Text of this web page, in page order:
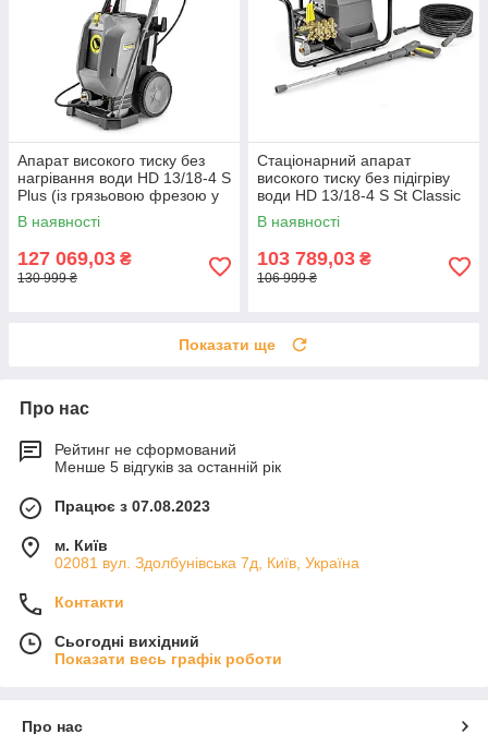
Апарат високого тиску без
нагрівання води HD 13/18-4 S
Plus (із грязьовою фрезою у
комплекті)
В наявності
127 069,03 ₴
130 999 ₴
Стаціонарний апарат
високого тиску без підігріву
води HD 13/18-4 S St Classic
В наявності
103 789,03 ₴
106 999 ₴
Показати ще
Про нас
Рейтинг не сформований
Менше 5 відгуків за останній рік
Працює з 07.08.2023
м. Київ
02081 вул. Здолбунівська 7д, Київ, Україна
Контакти
Сьогодні вихідний
Показати весь графік роботи
Про нас